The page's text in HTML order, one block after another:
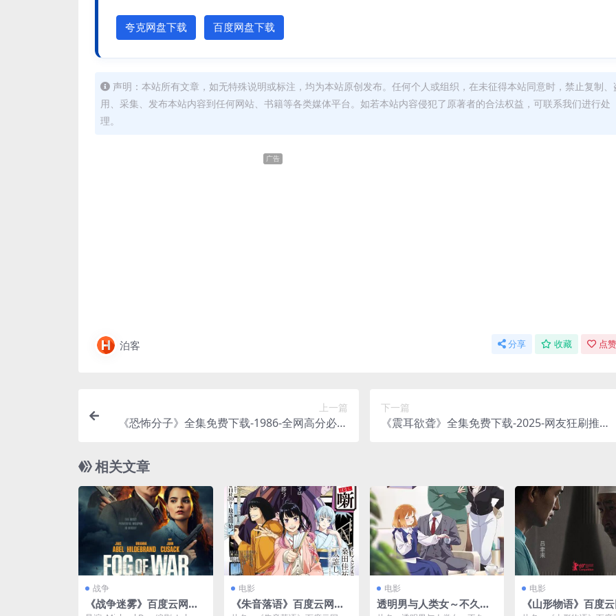
夸克网盘下载 百度网盘下载
声明：本站所有文章，如无特殊说明或标注，均为本站原创发布。任何个人或组织，在未征得本站同意时，禁止复制、
用、采集、发布本站内容到任何网站、书籍等各类媒体平台。如若本站内容侵犯了原著者的合法权益，可联系我们进行处
理。
广告
泊客 分享 收藏 点
上一篇
《恐怖分子》全集免费下载-1986-全网高分必看
下一篇
《震耳欲聋》全集免费下载-2025-网友狂刷推荐
相关文章
战争
《战争迷雾》百度云网盘
电影
《朱音落语》百度云网盘
电影
透明男与人类女～不久成
电影
《山形物语》百度